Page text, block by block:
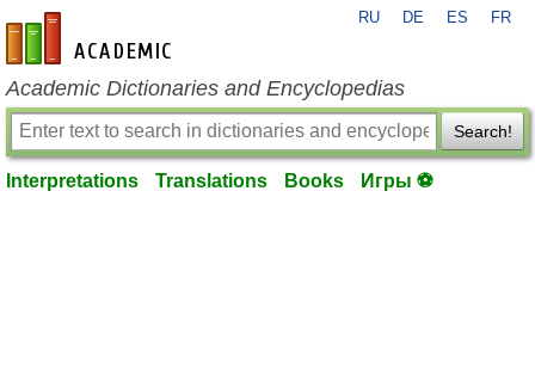
en-academic.com
RU DE ES FR
Academic Dictionaries and Encyclopedias
Search!
Interpretations Translations Books Игры ⚽